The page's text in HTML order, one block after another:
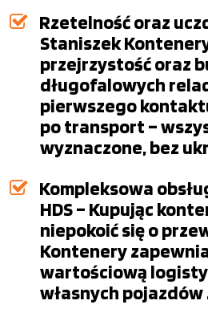
Rzetelność oraz
Staniszek
przejrzystość oraz
długofalowych
pierwszego
po transport –
wyznaczone, bez
Kompleksowa
HDS – Kupując
niepokoić się o
Kontenery
wartościową
własnych pojazdów